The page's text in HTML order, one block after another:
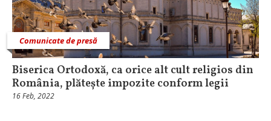
Comunicate de presă
Biserica Ortodoxă, ca orice alt cult religios din
România, plătește impozite conform legii
16 Feb, 2022